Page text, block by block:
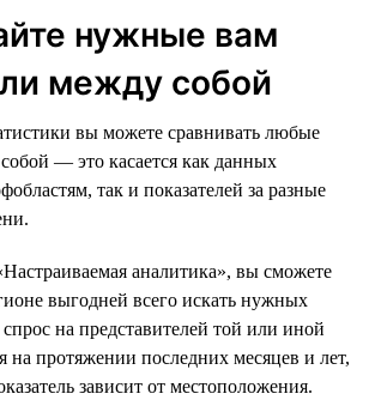
нужные вам
между собой
вы можете сравнивать любые
— это касается как данных
так и показателей за разные
аналитика», вы сможете
выгодней всего искать нужных
на представителей той или иной
на протяжении последних месяцев и лет,
зависит от местоположения.